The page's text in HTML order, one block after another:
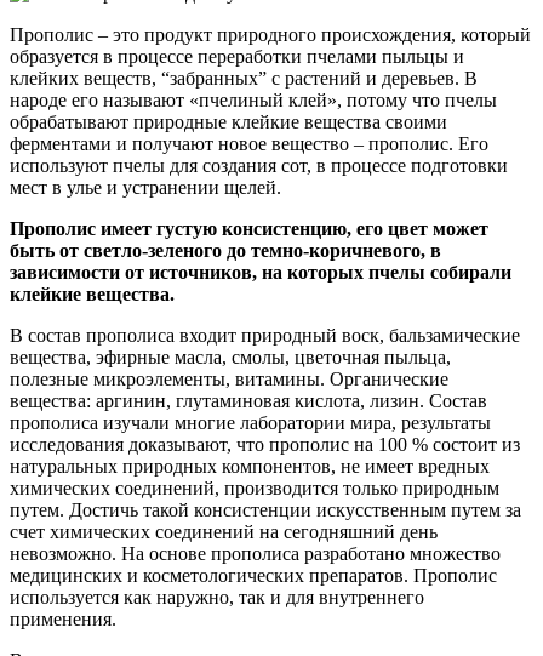
Прополис – это продукт природного происхождения, который
образуется в процессе переработки пчелами пыльцы и
клейких веществ, “забранных” с растений и деревьев. В
народе его называют «пчелиный клей», потому что пчелы
обрабатывают природные клейкие вещества своими
ферментами и получают новое вещество – прополис. Его
используют пчелы для создания сот, в процессе подготовки
мест в улье и устранении щелей.
Прополис имеет густую консистенцию, его цвет может
быть от светло-зеленого до темно-коричневого, в
зависимости от источников, на которых пчелы собирали
клейкие вещества.
В состав прополиса входит природный воск, бальзамические
вещества, эфирные масла, смолы, цветочная пыльца,
полезные микроэлементы, витамины. Органические
вещества: аргинин, глутаминовая кислота, лизин. Состав
прополиса изучали многие лаборатории мира, результаты
исследования доказывают, что прополис на 100 % состоит из
натуральных природных компонентов, не имеет вредных
химических соединений, производится только природным
путем. Достичь такой консистенции искусственным путем за
счет химических соединений на сегодняшний день
невозможно. На основе прополиса разработано множество
медицинских и косметологических препаратов. Прополис
используется как наружно, так и для внутреннего
применения.